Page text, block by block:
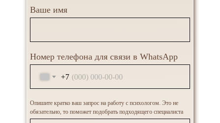
Ваше имя
Номер телефона для связи в WhatsApp
+7
Опишите кратко ваш запрос на работу с психологом. Это не
обязательно, то поможет подобрать подходящего специалиста